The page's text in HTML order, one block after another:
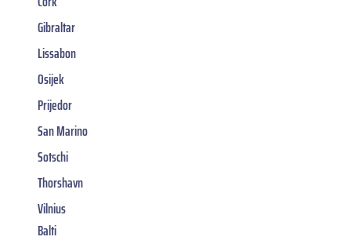
Gibraltar
Lissabon
Osijek
Prijedor
San Marino
Sotschi
Thorshavn
Vilnius
Balti